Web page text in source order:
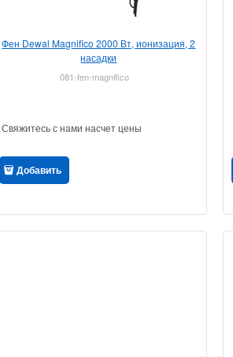
Фен Dewal Magnifico 2000 Вт, ионизация, 2
насадки
081-fen-magnifico
Свяжитесь с нами насчет цены
Добавить